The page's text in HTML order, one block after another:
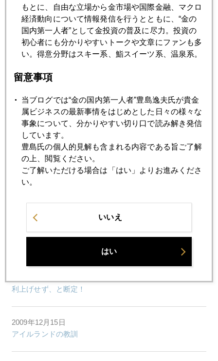
2009年12月25日
今夜 亀井幸一郎＆池水雄一と相場を斬る特番生放送
2009年12月24日
2009年12月22日
世界地図から消えゆく日本
2009年12月21日
２０１０年マクロ経済動向
2009年12月18日
2009年12月17日
利上げせず、と断定！
2009年12月15日
アイルランドの教訓
もとに、自由な立場から金市場や国際金融、マクロ
経済動向について情報発信を行うとともに、“金の
国内第一人者”として金投資の普及に尽力。投資の
初心者にも分かりやすいトークや文章にファンも多
い。得意分野はスキー系、鮨スイーツ系、温泉系。
留意事項
当ブログでは“金の国内第一人者”豊島逸夫氏が貴金
属ビジネスの最新事情をはじめとした日々の様々な
事象について、分かりやすい切り口で読み解き発信
しています。
豊島氏の個人的見解も含まれる内容である旨ご了解
の上、閲覧ください。
ご了解いただける場合は「はい」よりお進みくださ
い。
いいえ
はい